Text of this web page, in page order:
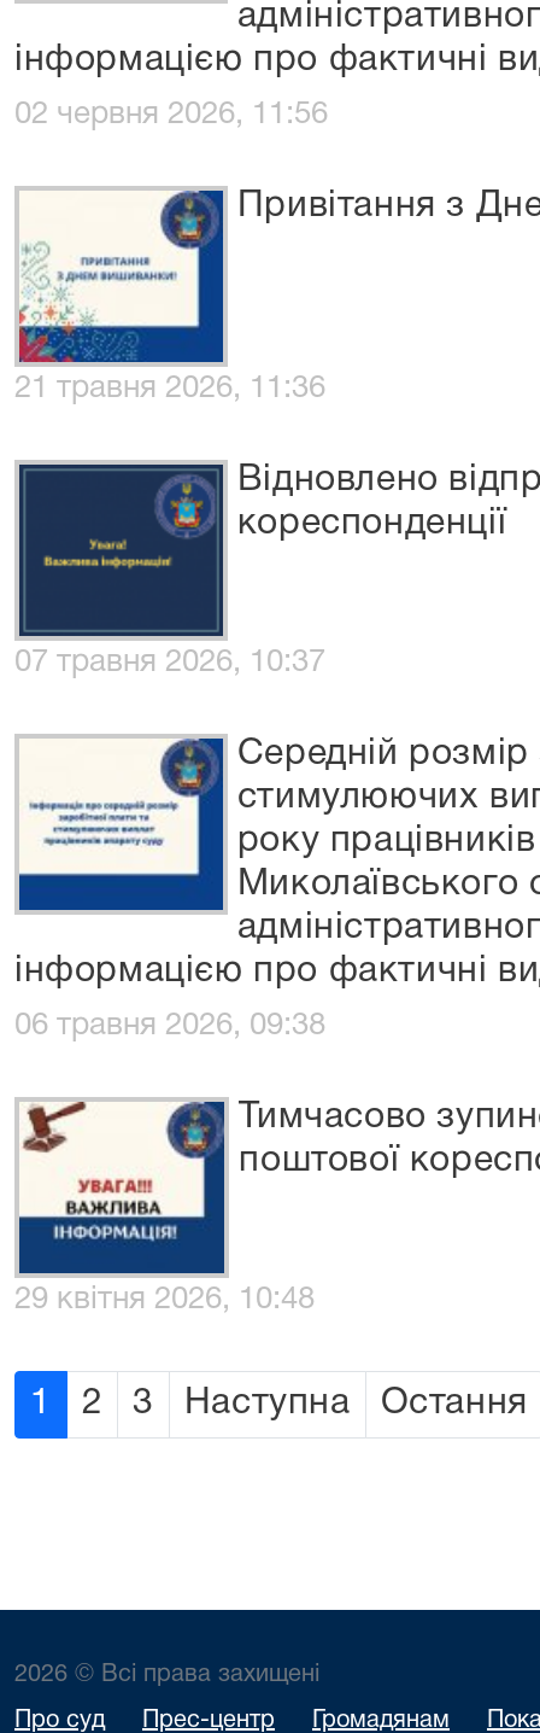
інформацією про фактичні
02 червня 2026, 11:56
Привітання з
21 травня 2026, 11:36
Відновлено
кореспонденції
07 травня 2026, 10:37
Середній розмір
стимулюючих
року
Миколаївського
інформацією про фактичні
06 травня 2026, 09:38
Тимчасово
поштової
29 квітня 2026, 10:48
1 2 3 Наступна Остання
2026 © Всі права захищені
Про суд Прес-центр Громадянам